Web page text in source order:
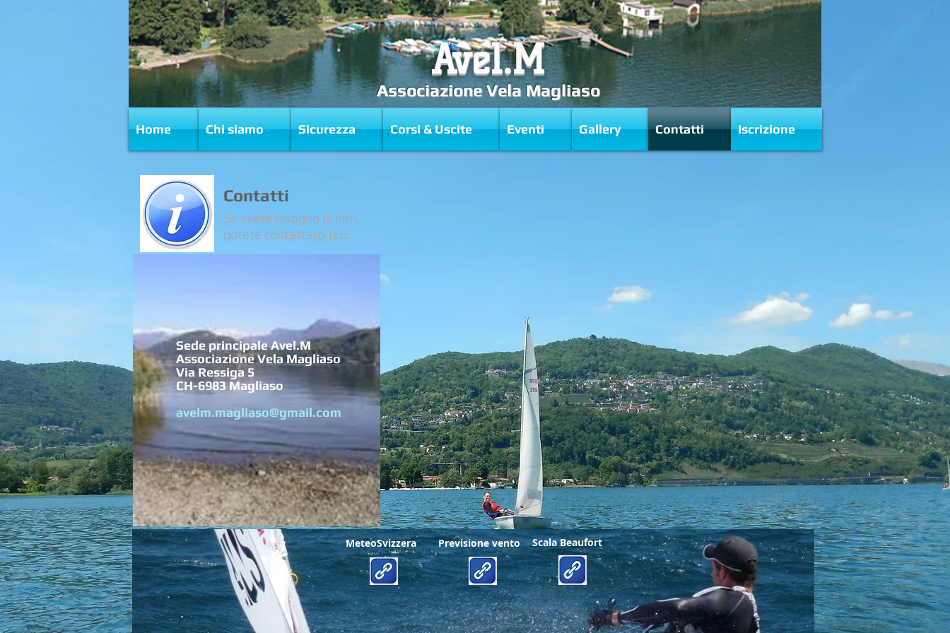
Avel.M
Associazione Vela Magliaso
Home Chi siamo Sicurezza Corsi & Uscite Eventi Gallery Contatti Iscrizione
Contatti
Se avete bisogno di info,
potete contattarci qui:
Sede principale Avel.M
Associazione Vela Magliaso
Via Ressiga 5
CH-6983 Magliaso
avelm.magliaso@gmail.com
MeteoSvizzera Previsione vento Scala Beaufort